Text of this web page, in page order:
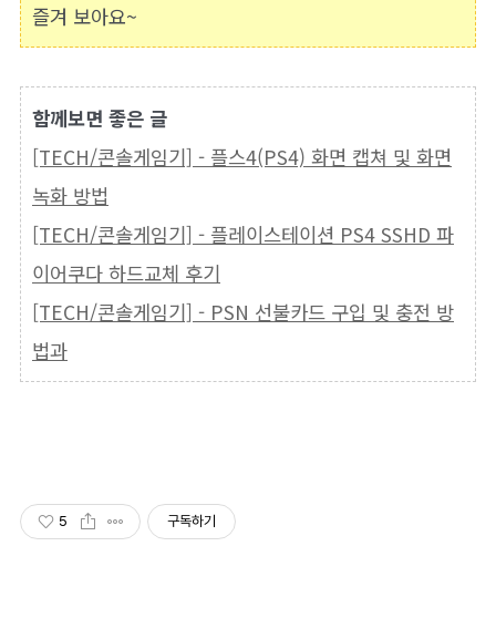
즐겨 보아요~
함께보면 좋은 글
[TECH/콘솔게임기] - 플스4(PS4) 화면 캡쳐 및 화면
녹화 방법
[TECH/콘솔게임기] - 플레이스테이션 PS4 SSHD 파
이어쿠다 하드교체 후기
[TECH/콘솔게임기] - PSN 선불카드 구입 및 충전 방
법과
5 구독하기